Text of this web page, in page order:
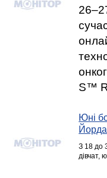
S™
Юні
З 18 до
дівчат,